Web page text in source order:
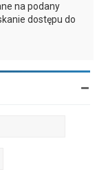
na podany
dostępu do